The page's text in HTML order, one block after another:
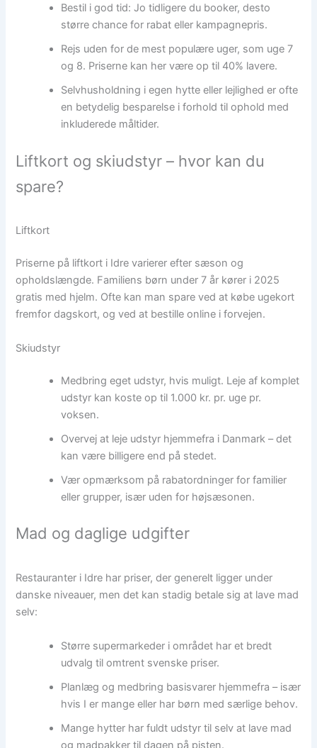
Bestil i god tid: Jo tidligere du booker, desto
større chance for rabat eller kampagnepris.
Rejs uden for de mest populære uger, som uge 7
og 8. Priserne kan her være op til 40% lavere.
Selvhusholdning i egen hytte eller lejlighed er ofte
en betydelig besparelse i forhold til ophold med
inkluderede måltider.
Liftkort og skiudstyr – hvor kan du
spare?
Liftkort
Priserne på liftkort i Idre varierer efter sæson og
opholdslængde. Familiens børn under 7 år kører i 2025
gratis med hjelm. Ofte kan man spare ved at købe ugekort
fremfor dagskort, og ved at bestille online i forvejen.
Skiudstyr
Medbring eget udstyr, hvis muligt. Leje af komplet
udstyr kan koste op til 1.000 kr. pr. uge pr.
voksen.
Overvej at leje udstyr hjemmefra i Danmark – det
kan være billigere end på stedet.
Vær opmærksom på rabatordninger for familier
eller grupper, især uden for højsæsonen.
Mad og daglige udgifter
Restauranter i Idre har priser, der generelt ligger under
danske niveauer, men det kan stadig betale sig at lave mad
selv:
Større supermarkeder i området har et bredt
udvalg til omtrent svenske priser.
Planlæg og medbring basisvarer hjemmefra – især
hvis I er mange eller har børn med særlige behov.
Mange hytter har fuldt udstyr til selv at lave mad
og madpakker til dagen på pisten.